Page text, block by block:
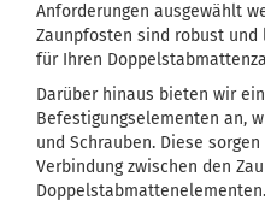
Anforderungen ausgewählt
Zaunpfosten sind robust
für Ihren
Darüber hinaus bieten wir
Befestigungselementen an,
und Schrauben. Diese
Verbindung zwischen den